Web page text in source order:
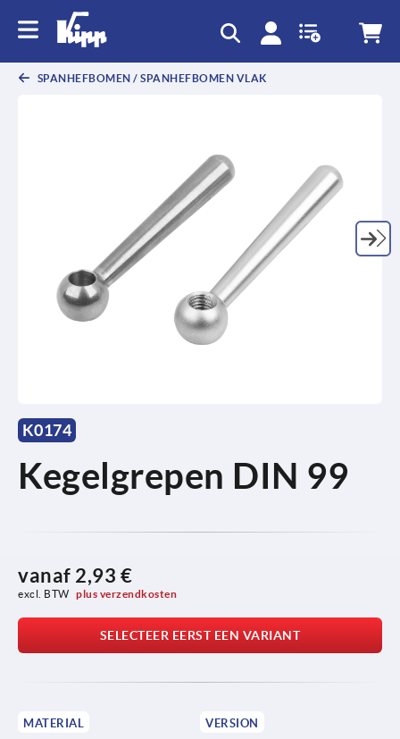
SPANHEFBOMEN / SPANHEFBOMEN VLAK
K0174
Kegelgrepen DIN 99
vanaf 2,93 €
excl. BTW plus verzendkosten
SELECTEER EERST EEN VARIANT
MATERIAL VERSION